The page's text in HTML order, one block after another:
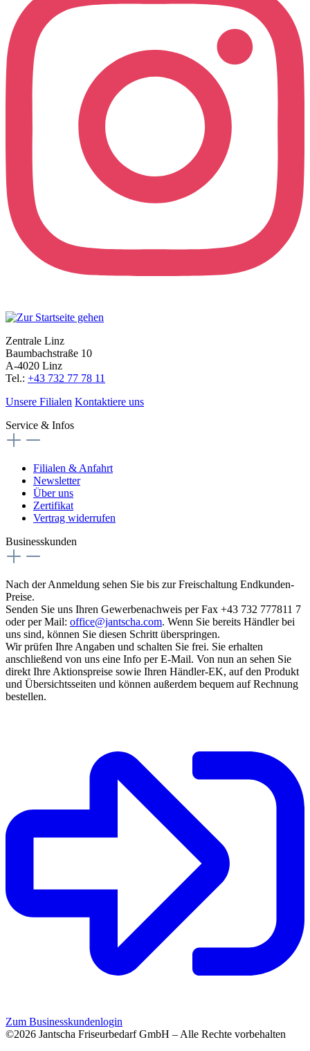
Zentrale Linz
Baumbachstraße 10
A-4020 Linz
Tel.: +43 732 77 78 11
Unsere Filialen Kontaktiere uns
Service & Infos
Filialen & Anfahrt
Newsletter
Über uns
Zertifikat
Vertrag widerrufen
Businesskunden
Nach der Anmeldung sehen Sie bis zur Freischaltung Endkunden-
Preise.
Senden Sie uns Ihren Gewerbenachweis per Fax +43 732 777811 7
oder per Mail: office@jantscha.com. Wenn Sie bereits Händler bei
uns sind, können Sie diesen Schritt überspringen.
Wir prüfen Ihre Angaben und schalten Sie frei. Sie erhalten
anschließend von uns eine Info per E-Mail. Von nun an sehen Sie
direkt Ihre Aktionspreise sowie Ihren Händler-EK, auf den Produkt
und Übersichtsseiten und können außerdem bequem auf Rechnung
bestellen.
Zum Businesskundenlogin
©2026 Jantscha Friseurbedarf GmbH – Alle Rechte vorbehalten